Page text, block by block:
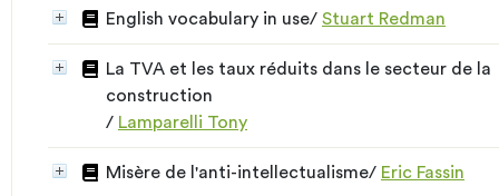
English vocabulary in use/ Stuart Redman
La TVA et les taux réduits dans le secteur de la
construction
/ Lamparelli Tony
Misère de l'anti-intellectualisme/ Eric Fassin